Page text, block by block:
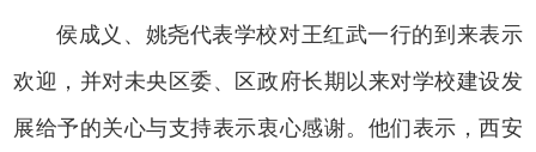
侯成义、姚尧代表学校对王红武一行的到来表示
欢迎，并对未央区委、区政府长期以来对学校建设发
展给予的关心与支持表示衷心感谢。他们表示，西安